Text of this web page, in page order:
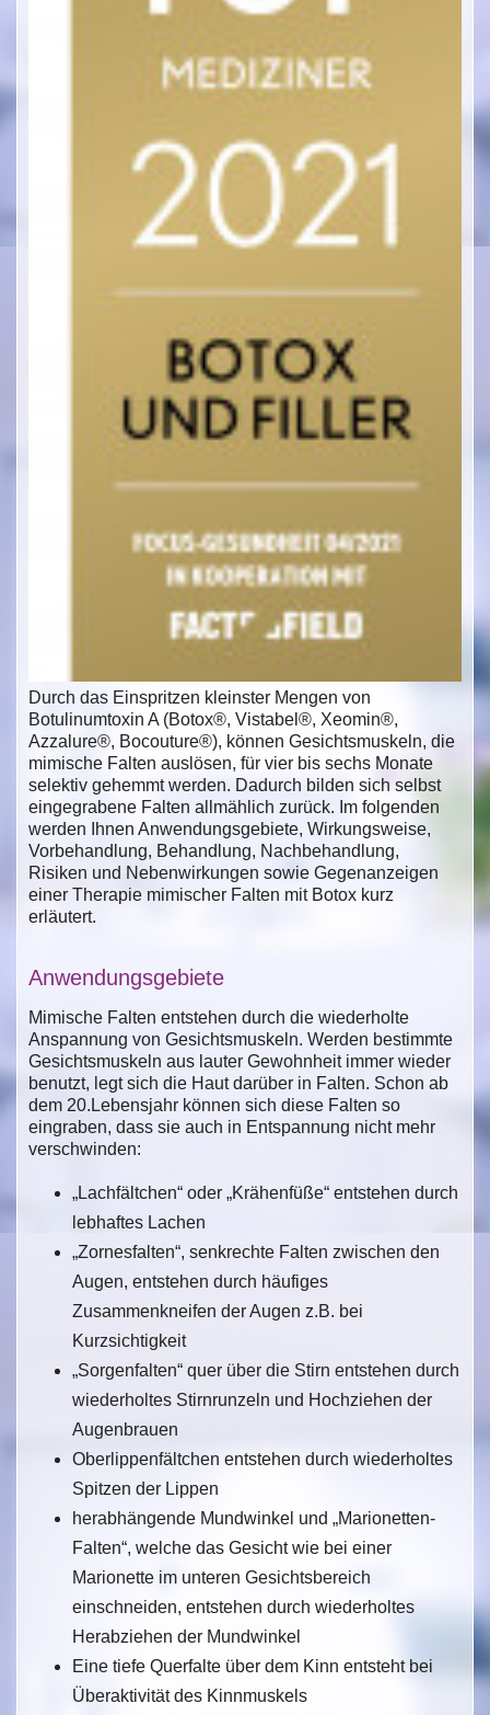
Durch das Einspritzen kleinster Mengen von
Botulinumtoxin A (Botox®, Vistabel®, Xeomin®,
Azzalure®, Bocouture®), können Gesichtsmuskeln, die
mimische Falten auslösen, für vier bis sechs Monate
selektiv gehemmt werden. Dadurch bilden sich selbst
eingegrabene Falten allmählich zurück. Im folgenden
werden Ihnen Anwendungsgebiete, Wirkungsweise,
Vorbehandlung, Behandlung, Nachbehandlung,
Risiken und Nebenwirkungen sowie Gegenanzeigen
einer Therapie mimischer Falten mit Botox kurz
erläutert.
Anwendungsgebiete
Mimische Falten entstehen durch die wiederholte
Anspannung von Gesichtsmuskeln. Werden bestimmte
Gesichtsmuskeln aus lauter Gewohnheit immer wieder
benutzt, legt sich die Haut darüber in Falten. Schon ab
dem 20.Lebensjahr können sich diese Falten so
eingraben, dass sie auch in Entspannung nicht mehr
verschwinden:
„Lachfältchen“ oder „Krähenfüße“ entstehen durch
lebhaftes Lachen
„Zornesfalten“, senkrechte Falten zwischen den
Augen, entstehen durch häufiges
Zusammenkneifen der Augen z.B. bei
Kurzsichtigkeit
„Sorgenfalten“ quer über die Stirn entstehen durch
wiederholtes Stirnrunzeln und Hochziehen der
Augenbrauen
Oberlippenfältchen entstehen durch wiederholtes
Spitzen der Lippen
herabhängende Mundwinkel und „Marionetten-
Falten“, welche das Gesicht wie bei einer
Marionette im unteren Gesichtsbereich
einschneiden, entstehen durch wiederholtes
Herabziehen der Mundwinkel
Eine tiefe Querfalte über dem Kinn entsteht bei
Überaktivität des Kinnmuskels